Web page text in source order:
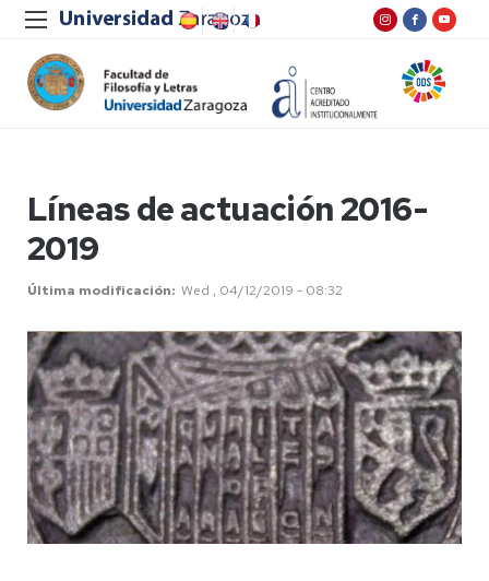
Líneas de actuación 2016-
2019
Última modificación Wed , 04/12/2019 - 08:32